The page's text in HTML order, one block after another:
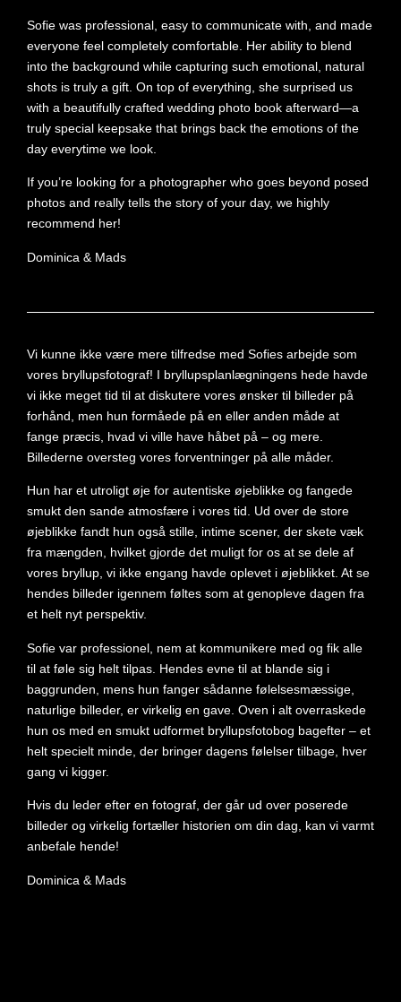
Sofie was professional, easy to communicate with, and made
everyone feel completely comfortable. Her ability to blend
into the background while capturing such emotional, natural
shots is truly a gift. On top of everything, she surprised us
with a beautifully crafted wedding photo book afterward—a
truly special keepsake that brings back the emotions of the
day everytime we look.
If you’re looking for a photographer who goes beyond posed
photos and really tells the story of your day, we highly
recommend her!
Dominica & Mads
Vi kunne ikke være mere tilfredse med Sofies arbejde som
vores bryllupsfotograf! I bryllupsplanlægningens hede havde
vi ikke meget tid til at diskutere vores ønsker til billeder på
forhånd, men hun formåede på en eller anden måde at
fange præcis, hvad vi ville have håbet på – og mere.
Billederne oversteg vores forventninger på alle måder.
Hun har et utroligt øje for autentiske øjeblikke og fangede
smukt den sande atmosfære i vores tid. Ud over de store
øjeblikke fandt hun også stille, intime scener, der skete væk
fra mængden, hvilket gjorde det muligt for os at se dele af
vores bryllup, vi ikke engang havde oplevet i øjeblikket. At se
hendes billeder igennem føltes som at genopleve dagen fra
et helt nyt perspektiv.
Sofie var professionel, nem at kommunikere med og fik alle
til at føle sig helt tilpas. Hendes evne til at blande sig i
baggrunden, mens hun fanger sådanne følelsesmæssige,
naturlige billeder, er virkelig en gave. Oven i alt overraskede
hun os med en smukt udformet bryllupsfotobog bagefter – et
helt specielt minde, der bringer dagens følelser tilbage, hver
gang vi kigger.
Hvis du leder efter en fotograf, der går ud over poserede
billeder og virkelig fortæller historien om din dag, kan vi varmt
anbefale hende!
Dominica & Mads